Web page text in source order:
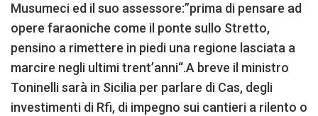
Musumeci ed il suo assessore:”prima di pensare ad
opere faraoniche come il ponte sullo Stretto,
pensino a rimettere in piedi una regione lasciata a
marcire negli ultimi trent’anni“.A breve il ministro
Toninelli sarà in Sicilia per parlare di Cas, degli
investimenti di Rfi, di impegno sui cantieri a rilento o